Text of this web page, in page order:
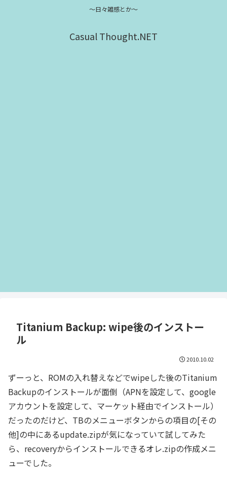
～日々雑感とか～
Casual Thought.NET
Titanium Backup: wipe後のインストー
ル
2010.10.02
ずーっと、ROMの入れ替えなどでwipeした後のTitanium
Backupのインストールが面倒（APNを設定して、google
アカウントを設定して、マーケット経由でインストール）
だったのだけど、TBのメニューボタンからの項目の[その
他]の中にあるupdate.zipが気になっていて試してみた
ら、recoveryからインストールできるオレ.zipの作成メニ
ューでした。